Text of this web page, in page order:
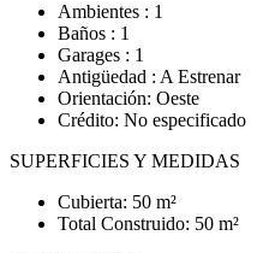
Ambientes : 1
Baños : 1
Garages : 1
Antigüedad : A Estrenar
Orientación: Oeste
Crédito: No especificado
SUPERFICIES Y MEDIDAS
Cubierta: 50 m²
Total Construido: 50 m²